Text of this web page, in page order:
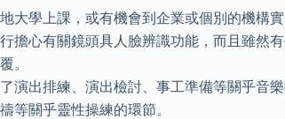
大學上課，或有機會到企業或個別的機構實
擔心有關鏡頭具人臉辨識功能，而且雖然
。
演出排練、演出檢討、事工準備等關乎音
等關乎靈性操練的環節。